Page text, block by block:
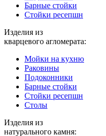
Барные стойки
Стойки ресепшн
Изделия из
кварцевого агломерата:
Мойки на кухню
Раковины
Подоконники
Барные стойки
Стойки ресепшн
Столы
Изделия из
натурального камня: